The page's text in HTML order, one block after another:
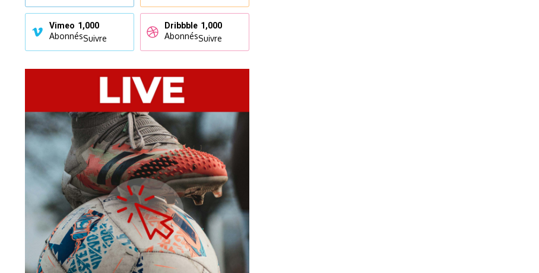
Vimeo 1,000
AbonnésSuivre
Dribbble 1,000
AbonnésSuivre